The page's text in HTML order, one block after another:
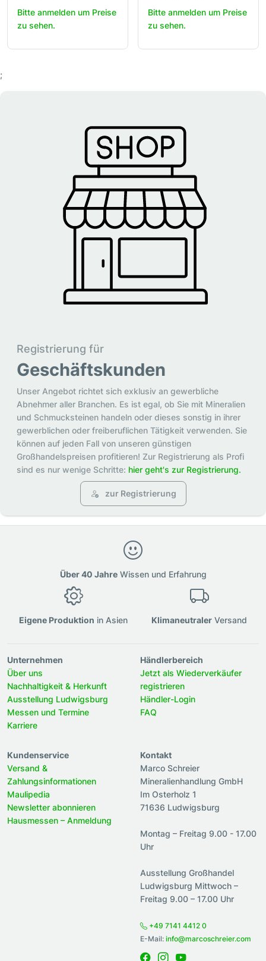
Bitte anmelden um Preise
zu sehen.
Bitte anmelden um Preise
zu sehen.
;
Registrierung für
Geschäftskunden
Unser Angebot richtet sich exklusiv an gewerbliche
Abnehmer aller Branchen. Es ist egal, ob Sie mit Mineralien
und Schmucksteinen handeln oder dieses sonstig in ihrer
gewerblichen oder freiberuflichen Tätigkeit verwenden. Sie
können auf jeden Fall von unseren günstigen
Großhandelspreisen profitieren! Zur Registrierung als Profi
sind es nur wenige Schritte: hier geht's zur Registrierung.
zur Registrierung
Über 40 JahreWissen und Erfahrung
Eigene Produktion in Asien Klimaneutraler Versand
Unternehmen
Über uns
Nachhaltigkeit & Herkunft
Ausstellung Ludwigsburg
Messen und Termine
Karriere
Händlerbereich
Jetzt als Wiederverkäufer
registrieren
Händler-Login
FAQ
Kundenservice
Versand &
Zahlungsinformationen
Maulipedia
Newsletter abonnieren
Hausmessen – Anmeldung
Kontakt
Marco Schreier
Mineralienhandlung GmbH
Im Osterholz 1
71636 Ludwigsburg
Montag – Freitag 9.00 - 17.00
Uhr
Ausstellung Großhandel
Ludwigsburg Mittwoch –
Freitag 9.00 – 17.00 Uhr
+49 7141 4412 0
E-Mail: info@marcoschreier.com